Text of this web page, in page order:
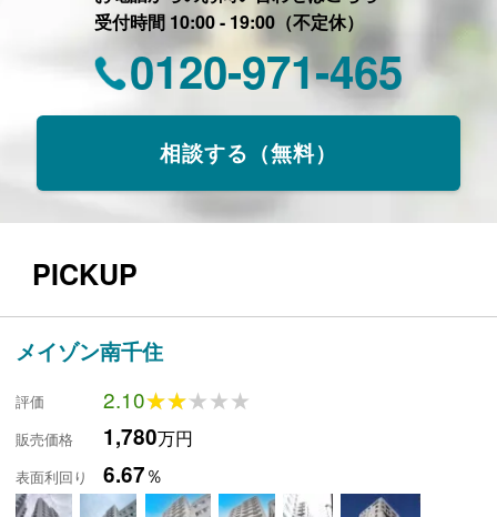
受付時間 10:00 - 19:00（不定休）
0120-971-465
相談する（無料）
PICKUP
メイゾン南千住
評価 2.10★★★★★
★★★★★
販売価格 1,780万円
表面利回り 6.67％